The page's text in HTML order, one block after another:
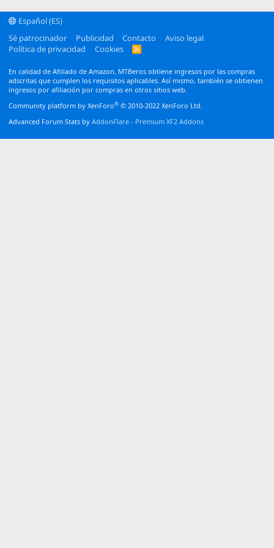
Español (ES)
Sé patrocinador
Publicidad Contacto
Aviso legal
Política de privacidad
Cookies
R
En calidad de Afiliado de Amazon, MTBeros obtiene ingresos por las compras
adscritas que cumplen los requisitos aplicables. Así mismo, también se obtienen
ingresos por afiliación por compras en otros sitios web.
Community platform by XenForo® © 2010-2022 XenForo Ltd.
Advanced Forum Stats by AddonFlare - Premium XF2 Addons